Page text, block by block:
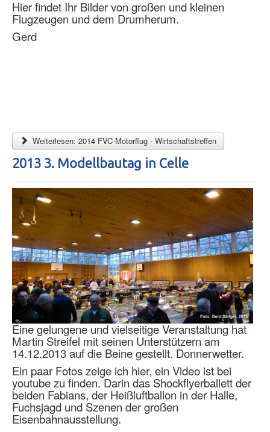
Hier findet Ihr Bilder von großen und kleinen
Flugzeugen und dem Drumherum.
Gerd
Weiterlesen: 2014 FVC-Motorflug - Wirtschaftstreffen
2013 3. Modellbautag in Celle
Eine gelungene und vielseitige Veranstaltung hat
Martin Streifel mit seinen Unterstützern am
14.12.2013 auf die Beine gestellt. Donnerwetter.
Ein paar Fotos zeige ich hier, ein Video ist bei
youtube zu finden. Darin das Shockflyerballett der
beiden Fabians, der Heißluftballon in der Halle,
Fuchsjagd und Szenen der großen
Eisenbahnausstellung.